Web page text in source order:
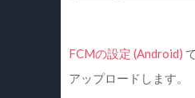
FCMの設定 (Android)
アップロードします。